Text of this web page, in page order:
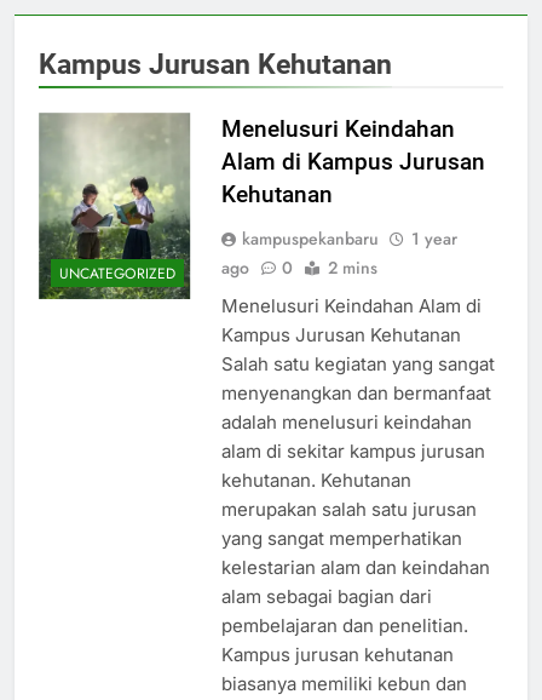
Kampus Jurusan Kehutanan
UNCATEGORIZED
Menelusuri Keindahan
Alam di Kampus Jurusan
Kehutanan
kampuspekanbaru
1 year
ago
0 2 mins
Menelusuri Keindahan Alam di
Kampus Jurusan Kehutanan
Salah satu kegiatan yang sangat
menyenangkan dan bermanfaat
adalah menelusuri keindahan
alam di sekitar kampus jurusan
kehutanan. Kehutanan
merupakan salah satu jurusan
yang sangat memperhatikan
kelestarian alam dan keindahan
alam sebagai bagian dari
pembelajaran dan penelitian.
Kampus jurusan kehutanan
biasanya memiliki kebun dan